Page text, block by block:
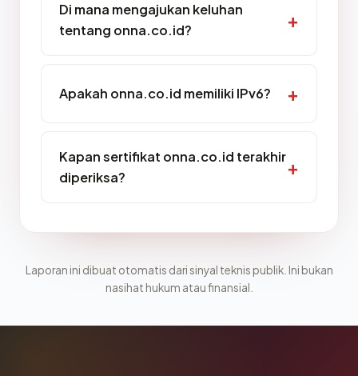
Di mana mengajukan keluhan
tentang onna.co.id?
Apakah onna.co.id memiliki IPv6?
Kapan sertifikat onna.co.id terakhir
diperiksa?
Laporan ini dibuat otomatis dari sinyal teknis publik. Ini bukan
nasihat hukum atau finansial.